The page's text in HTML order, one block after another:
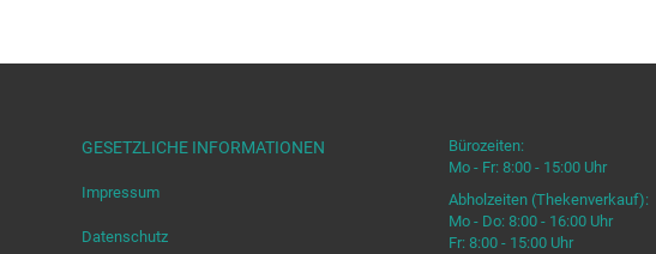
GESETZLICHE INFORMATIONEN
Impressum
Datenschutz
Bürozeiten:
Mo - Fr: 8:00 - 15:00 Uhr
Abholzeiten (Thekenverkauf):
Mo - Do: 8:00 - 16:00 Uhr
Fr: 8:00 - 15:00 Uhr